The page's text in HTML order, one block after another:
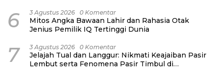
6 3 Agustus 2026 0 Komentar
Mitos Angka Bawaan Lahir dan Rahasia Otak
Jenius Pemilik IQ Tertinggi Dunia
7 3 Agustus 2026 0 Komentar
Jelajah Tual dan Langgur: Nikmati Keajaiban Pasir
Lembut serta Fenomena Pasir Timbul di